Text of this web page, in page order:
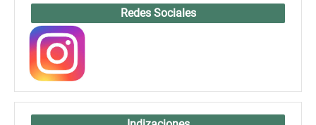
Redes Sociales